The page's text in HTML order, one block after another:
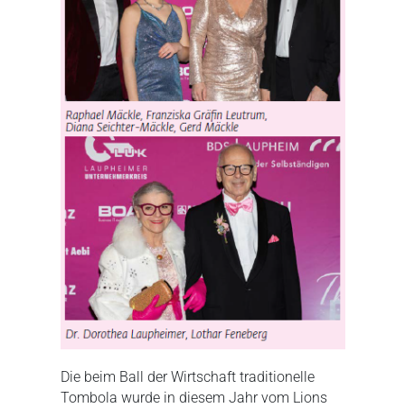
Die beim Ball der Wirtschaft traditionelle
Tombola wurde in diesem Jahr vom Lions